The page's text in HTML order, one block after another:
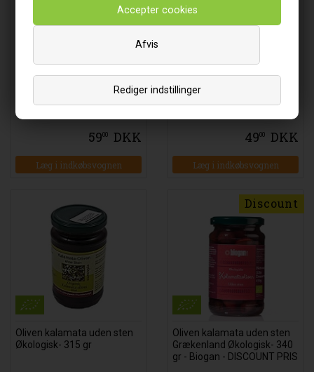
Rediger indstillinger
Afvis
Oliven Grønne med hvidløg,
5900 DKK
Læg i indkøbsvognen
Oliven Grønne u.sten Græsk
4900 DKK
Læg i indkøbsvognen
Oliven kalamata uden sten
Økologisk- 315 gr
Discount
Oliven kalamata uden sten
Grækenland Økologisk- 340
gr - Biogan - DISCOUNT PRIS